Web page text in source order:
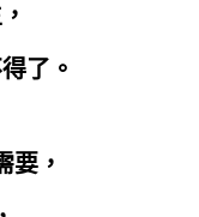
了。
要，